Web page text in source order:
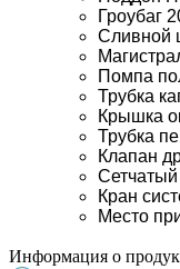
Гроубаг
Сливной
Помпа
Трубка
Крышка
Трубка
Клапан
Кран
Место
Информация о